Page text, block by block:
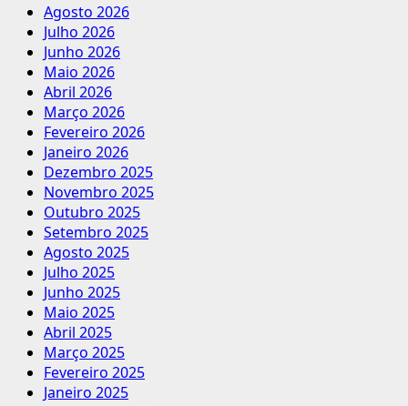
Agosto 2026
Julho 2026
Junho 2026
Maio 2026
Abril 2026
Março 2026
Fevereiro 2026
Janeiro 2026
Dezembro 2025
Novembro 2025
Outubro 2025
Setembro 2025
Agosto 2025
Julho 2025
Junho 2025
Maio 2025
Abril 2025
Março 2025
Fevereiro 2025
Janeiro 2025